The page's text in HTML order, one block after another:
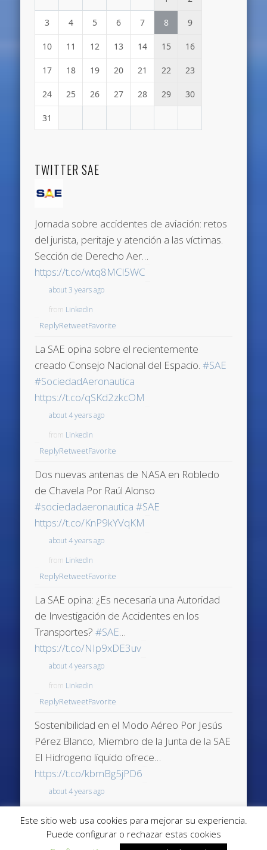
3 4 5 6 7 8 9
10 11 12 13 14 15 16
17 18 19 20 21 22 23
24 25 26 27 28 29 30
31
TWITTER SAE
Jornada sobre accidentes de aviación: retos
del jurista, peritaje y atención a las víctimas.
Sección de Derecho Aer…
https://t.co/wtq8MCl5WC
about 3 years ago
from LinkedIn
ReplyRetweetFavorite
La SAE opina sobre el recientemente
creado Consejo Nacional del Espacio.#SAE
#SociedadAeronautica
https://t.co/qSKd2zkcOM
about 4 years ago
from LinkedIn
ReplyRetweetFavorite
Dos nuevas antenas de NASA en Robledo
de Chavela Por Raúl Alonso
#sociedadaeronautica #SAE
https://t.co/KnP9kYVqKM
about 4 years ago
from LinkedIn
ReplyRetweetFavorite
La SAE opina: ¿Es necesaria una Autoridad
de Investigación de Accidentes en los
Transportes?#SAE
https://t.co/NIp9xDE3uv
about 4 years ago
from LinkedIn
ReplyRetweetFavorite
Sostenibilidad en el Modo Aéreo Por Jesús
Pérez Blanco, Miembro de la Junta de la SAE
El Hidrogeno líquido ofrece…
https://t.co/kbmBg5jPD6
about 4 years ago
Reply RetweetFavorite
Este sitio web usa cookies para mejorar su experiencia.
Puede configurar o rechazar estas cookies